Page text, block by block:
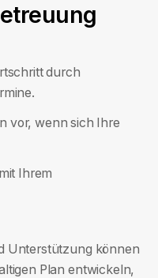
durch
vor, wenn sich Ihre
Ihrem
Unterstützung können
Plan entwickeln,